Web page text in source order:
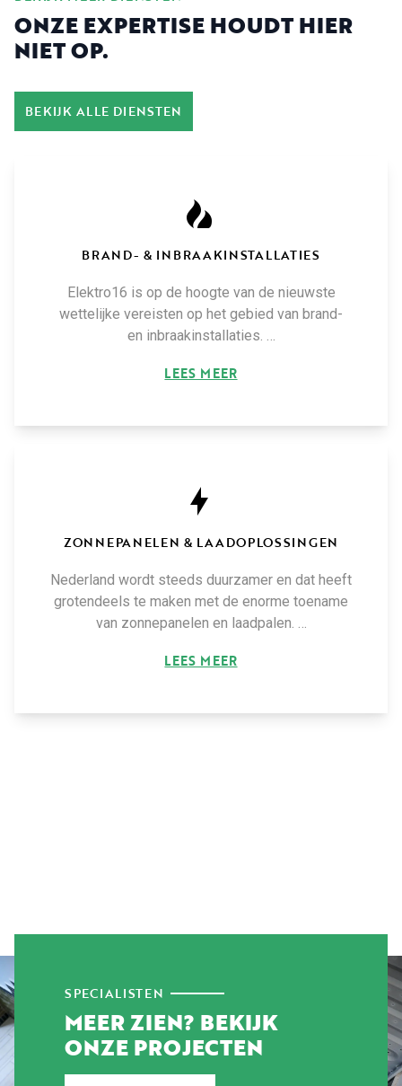
ONZE EXPERTISE HOUDT HIER
NIET OP.
BEKIJK ALLE DIENSTEN
BRAND- & INBRAAKINSTALLATIES
Elektro16 is op de hoogte van de nieuwste
wettelijke vereisten op het gebied van brand-
en inbraakinstallaties. …
LEES MEER
ZONNEPANELEN & LAADOPLOSSINGEN
Nederland wordt steeds duurzamer en dat heeft
grotendeels te maken met de enorme toename
van zonnepanelen en laadpalen. …
LEES MEER
SPECIALISTEN
MEER ZIEN? BEKIJK
ONZE PROJECTEN